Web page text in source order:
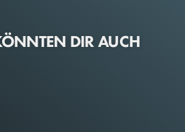
DIR AUCH